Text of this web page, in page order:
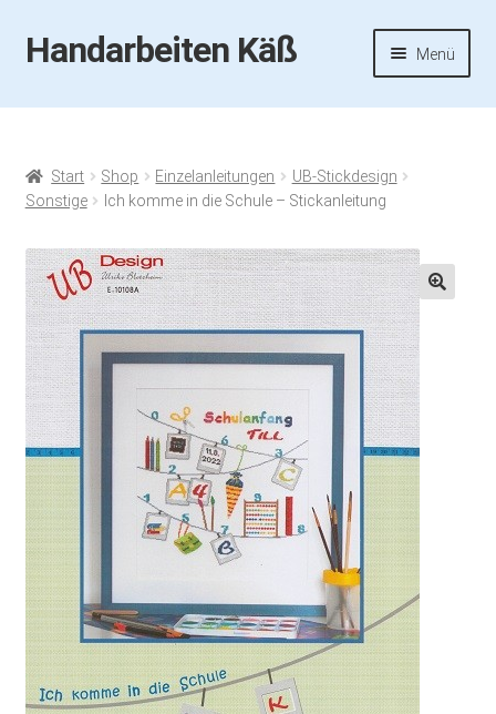
Zur
Navigation
Zum
Inhalt
Handarbeiten Käß Menü
Startseite
Aktuelles
Termine
Handarbeiten-Käß-Shop
Kasse
Mein Konto
Start Shop Einzelanleitungen
UB-Stickdesign
Sonstige
Ich komme in die Schule – Stickanleitung